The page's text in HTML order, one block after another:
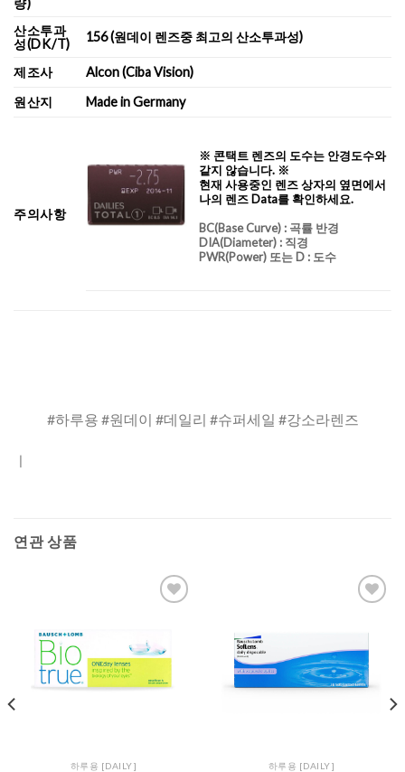
산소투과
성(DK/T)
156 (원데이 렌즈중 최고의 산소투과성)
제조사
Alcon (Ciba Vision)
원산지
Made in Germany
주의사항
※ 콘택트 렌즈의 도수는 안경도수와
같지 않습니다. ※
현재 사용중인 렌즈 상자의 옆면에서
나의 렌즈 Data를 확인하세요.
BC(Base Curve): 곡률 반경
DIA(Diameter) : 직경
PWR(Power) 또는 D : 도수
#하루용 #원데이 #데일리 #슈퍼세일 #강소라렌즈
ㅣ
연관 상품
하루용 [DAILY] 하루용 [DAILY]